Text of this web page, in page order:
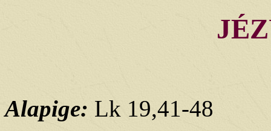
Alapige: Lk 19,41-48